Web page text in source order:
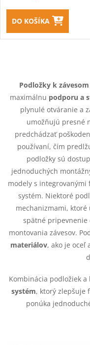
DO KOŠÍKA
a
c
e
p
v
Podložky k závesom
maximálnu podporu a
plynulé otváranie a
umožňujú presné
predchádzať
používaní, čím
podložky sú
jednoduchých
modely s integrovanými
systém. Niektoré
mechanizmami,
spätné pripevnenie
montovania závesov.
materiálov, ako je oceľ
Kombinácia podložiek a
systém, ktorý zlepšuje
ponúka